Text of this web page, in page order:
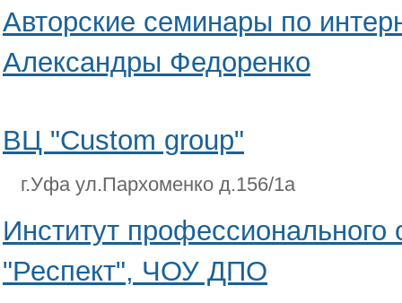
Авторские семинары по
Александры Федоренко
ВЦ "Custom group"
г.Уфа ул.Пархоменко д.156/1а
Институт профессионального
"Респект", ЧОУ ДПО